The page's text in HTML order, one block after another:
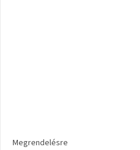
Megrendelésre